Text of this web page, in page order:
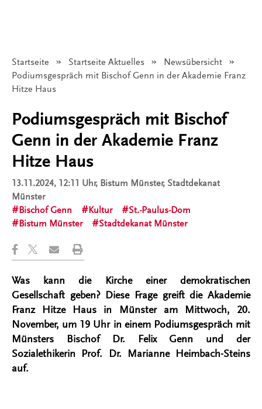
Startseite Startseite Aktuelles
Newsübersicht
Angezeigt:
Podiumsgespräch mit Bischof Genn in der Akademie Franz
Hitze Haus
Podiumsgespräch mit Bischof
Genn in der Akademie Franz
Hitze Haus
13.11.2024, 12:11 Uhr, Bistum Münster, Stadtdekanat
Münster
Bischof Genn
Kultur
St.-Paulus-Dom
Bistum Münster
Stadtdekanat Münster
Was kann die Kirche einer demokratischen
Gesellschaft geben? Diese Frage greift die Akademie
Franz Hitze Haus in Münster am Mittwoch, 20.
November, um 19 Uhr in einem Podiumsgespräch mit
Münsters Bischof Dr. Felix Genn und der
Sozialethikerin Prof. Dr. Marianne Heimbach-Steins
auf.